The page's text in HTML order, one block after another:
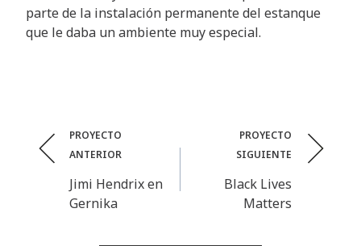
parte de la instalación permanente del estanque
que le daba un ambiente muy especial.
Post
navigation
PROYECTO
ANTERIOR
Jimi Hendrix en
Gernika
PROYECTO
SIGUIENTE
Black Lives
Matters